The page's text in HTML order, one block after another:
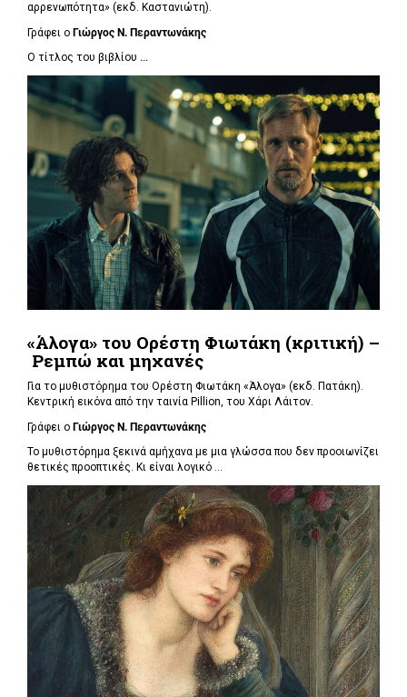
αρρενωπότητα» (εκδ. Καστανιώτη).
Γράφει ο Γιώργος Ν. Περαντωνάκης
Ο τίτλος του βιβλίου ...
«Άλογα» του Ορέστη Φιωτάκη (κριτική) –
Ρεμπώ και μηχανές
Για το μυθιστόρημα του Ορέστη Φιωτάκη «Άλογα» (εκδ. Πατάκη).
Κεντρική εικόνα από την ταινία Pillion, του Χάρι Λάιτον.
Γράφει ο Γιώργος Ν. Περαντωνάκης
Το μυθιστόρημα ξεκινά αμήχανα με μια γλώσσα που δεν προοιωνίζει
θετικές προοπτικές. Κι είναι λογικό ...